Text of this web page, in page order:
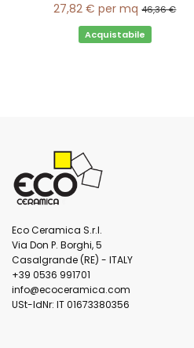
27,82 € per mq 46,36 €
Acquistabile
Eco Ceramica S.r.l.
Via Don P. Borghi, 5
Casalgrande (RE) - ITALY
+39 0536 991701
info@ecoceramica.com
USt-IdNr: IT 01673380356